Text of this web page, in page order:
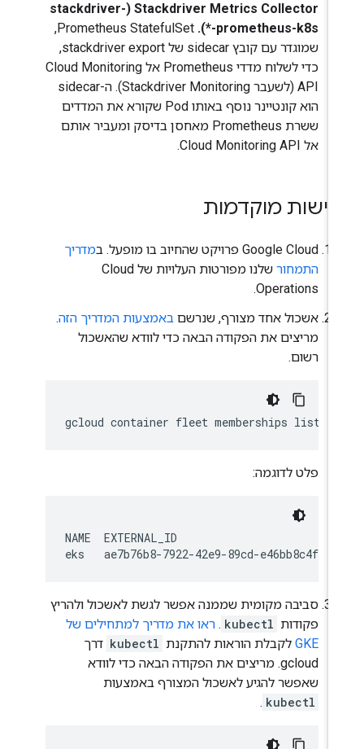
Stackdriver Metrics Collector‏ (stackdriver-
prometheus-k8s-*).
‏ Prometheus StatefulSet,
שמוגדר עם קובץ sidecar של stackdriver export,
כדי לשלוח מדדי Prometheus אל Cloud Monitoring
API (לשעבר Stackdriver Monitoring). ה-sidecar
הוא קונטיינר נוסף באותו Pod שקורא את המדדים
ששרת Prometheus מאחסן בדיסק ומעביר אותם
מוקדמות
Google Cloud פרויקט שהחיוב בו מופעל. ב
מדריך
התמחור
שלנו מפורטות העלויות של Cloud
Operations.
אשכול אחד מצורף, שנרשםבאמצעות המדריך הזה
מריצים את הפקודה הבאה כדי לוודא שהאשכול
רשום.
פלט לדוגמה:
NAME  EXTERNAL_ID
סביבה מקומית שממנה אפשר לגשת לאשכול ולהריץ
פקודות kubectl
.ראו את מדריך למתחילים של
GKEלקבלת הוראות להתקנת kubectl דרך
gcloud. מריצים את הפקודה הבאה כדי לוודא
שאפשר להגיע לאשכול המצורף באמצעות
kubectl
.